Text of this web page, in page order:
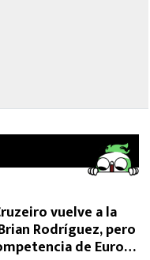
vuelve a la
Rodríguez, pero
de Europa